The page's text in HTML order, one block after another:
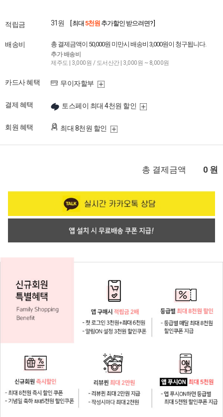
적립금 31원 [ 최대 5천원 추가할인 받으려면? ]
배송비 총 결제금액이 50,000원 미만시 배송비 3,000원이 청구됩니다.
추가 배송비
제주도 | 3,000원 / 도서산간 | 3,000원 ~ 8,000원
카드사 혜택 무이자할부
결제 혜택 토스페이 최대 4천원 할인
회원 혜택 최대 8천원 할인
총 결제금액 0 원